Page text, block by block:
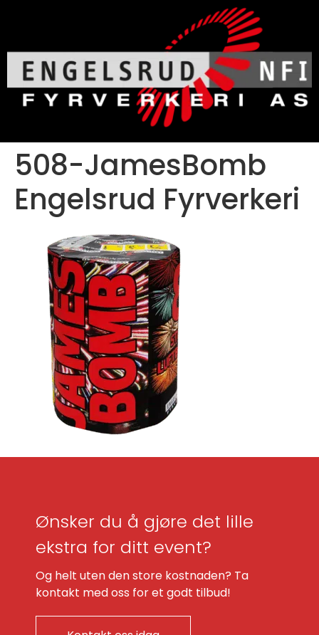
508-JamesBomb
Engelsrud Fyrverkeri
Ønsker du å gjøre det lille
ekstra for ditt event?
Og helt uten den store kostnaden? Ta
kontakt med oss for et godt tilbud!